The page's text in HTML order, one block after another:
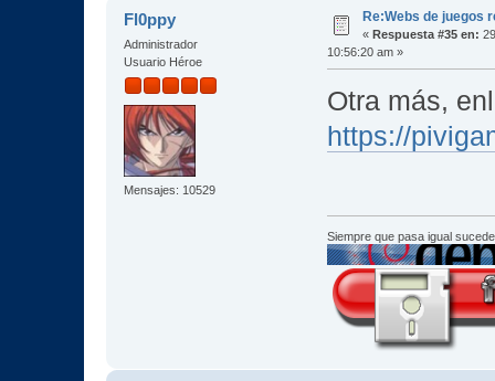
Fl0ppy
Administrador
Usuario Héroe
Mensajes: 10529
Re:Webs de juegos
« Respuesta #35 en:
10:56:20 am »
Otra más,
https://
Siempre que pasa igual